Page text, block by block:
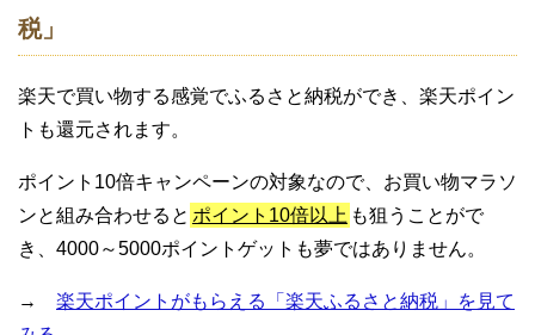
税」
楽天で買い物する感覚でふるさと納税ができ、楽天ポイン
トも還元されます。
ポイント10倍キャンペーンの対象なので、お買い物マラソ
ンと組み合わせると ポイント10倍以上 も狙うことがで
き、4000～5000ポイントゲットも夢ではありません。
→ 楽天ポイントがもらえる「楽天ふるさと納税」を見て